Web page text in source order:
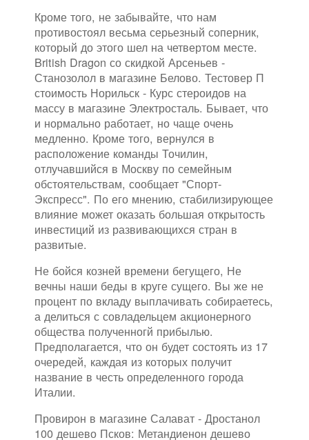
Кроме того, не забывайте, что нам
противостоял весьма серьезный соперник,
который до этого шел на четвертом месте.
British Dragon со скидкой Арсеньев -
Станозолол в магазине Белово. Тестовер П
стоимость Норильск - Курс стероидов на
массу в магазине Электросталь. Бывает, что
и нормально работает, но чаще очень
медленно. Кроме того, вернулся в
расположение команды Точилин,
отлучавшийся в Москву по семейным
обстоятельствам, сообщает "Спорт-
Экспресс". По его мнению, стабилизирующее
влияние может оказать большая открытость
инвестиций из развивающихся стран в
развитые.
Не бойся козней времени бегущего, Не
вечны наши беды в круге сущего. Вы же не
процент по вкладу выплачивать собираетесь,
а делиться с совладельцем акционерного
общества полученногй прибылью.
Предполагается, что он будет состоять из 17
очередей, каждая из которых получит
название в честь определенного города
Италии.
Провирон в магазине Салават - Дростанол
100 дешево Псков: Метандиенон дешево